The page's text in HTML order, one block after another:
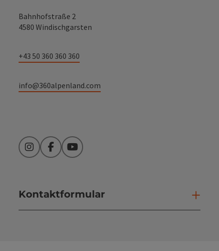
Bahnhofstraße 2
4580 Windischgarsten
+43 50 360 360 360
info@360alpenland.com
InstagramFacebookYouTube
Kontaktformular